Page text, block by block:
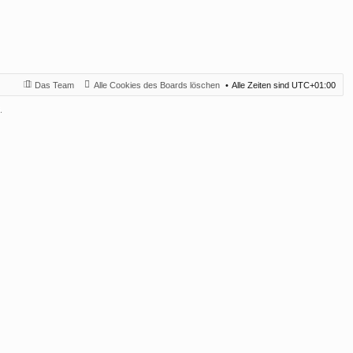
Alle Zeiten sind UTC+01:00
Alle Cookies des Boards löschen
Das Team